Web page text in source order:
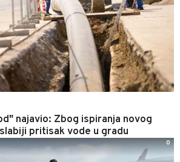
najavio: Zbog ispiranja novog
pritisak vode u gradu
0